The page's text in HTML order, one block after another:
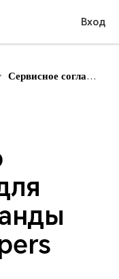
Вход
Сервисное соглашение о субаккаунте для аккаунта команды Honor Developers